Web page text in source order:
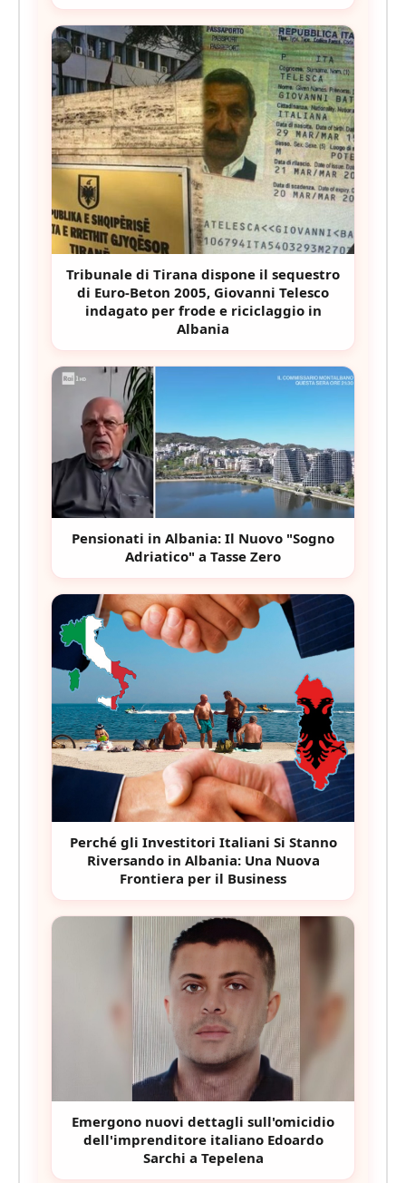
Tribunale di Tirana dispone il sequestro
di Euro-Beton 2005, Giovanni Telesco
indagato per frode e riciclaggio in
Albania
Pensionati in Albania: Il Nuovo "Sogno
Adriatico" a Tasse Zero
Perché gli Investitori Italiani Si Stanno
Riversando in Albania: Una Nuova
Frontiera per il Business
Emergono nuovi dettagli sull'omicidio
dell'imprenditore italiano Edoardo
Sarchi a Tepelena